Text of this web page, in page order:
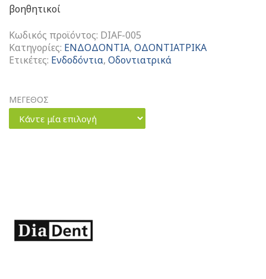
βοηθητικοί
Κωδικός προϊόντος: DIAF-005
Κατηγορίες: ΕΝΔΟΔΟΝΤΙΑ, ΟΔΟΝΤΙΑΤΡΙΚΑ
Ετικέτες: Ενδοδόντια, Οδοντιατρικά
ΜΕΓΕΘΟΣ
Κάντε μία επιλογή
ποσότητα